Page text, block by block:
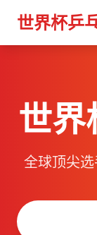
世界杯乒
世界
全球顶尖